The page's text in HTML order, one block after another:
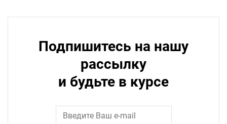
Подпишитесь на нашу
рассылку
и будьте в курсе